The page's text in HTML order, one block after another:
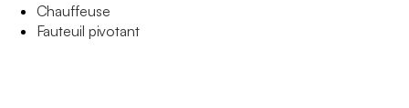
Chauffeuse
Fauteuil pivotant